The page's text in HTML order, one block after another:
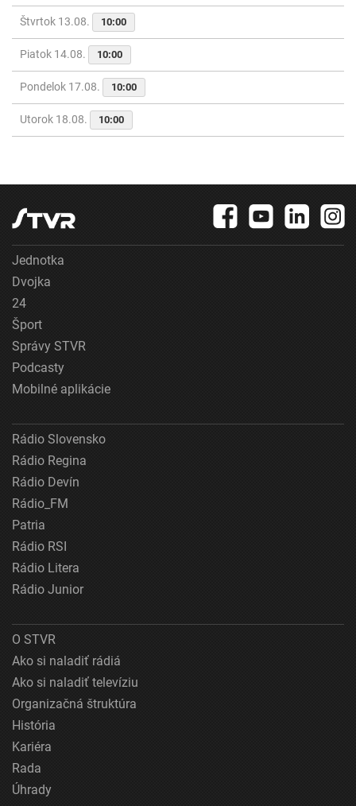
Štvrtok 13.08. 10:00
Piatok 14.08. 10:00
Pondelok 17.08. 10:00
Utorok 18.08. 10:00
Jednotka
Dvojka
24
Šport
Správy STVR
Podcasty
Mobilné aplikácie
Rádio Slovensko
Rádio Regina
Rádio Devín
Rádio_FM
Patria
Rádio RSI
Rádio Litera
Rádio Junior
O STVR
Ako si naladiť rádiá
Ako si naladiť televíziu
Organizačná štruktúra
História
Kariéra
Rada
Úhrady